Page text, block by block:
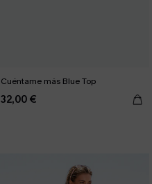
Cuéntame más Blue Top
32,00 €